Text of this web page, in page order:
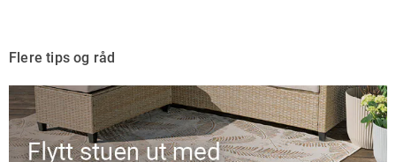
Flere tips og råd